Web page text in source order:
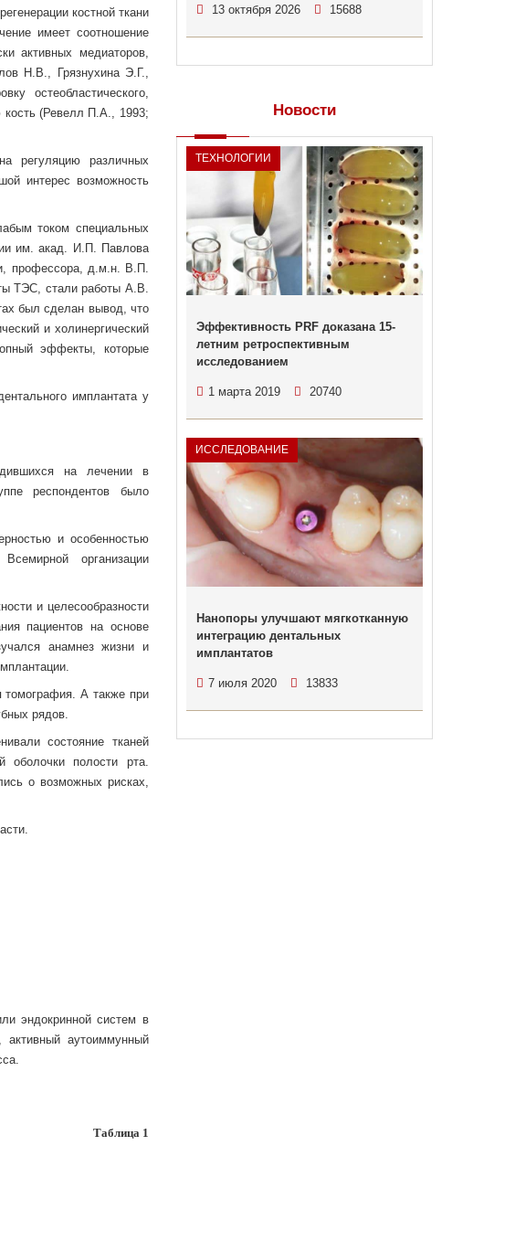
костной ткани
имеет соотношение
активных медиаторов,
Н.В., Грязнухина Э.Г.,
остеобластического,
кость (Ревелл П.А., 1993;
регуляцию различных
интерес возможность
током специальных
им. акад. И.П. Павлова
профессора, д.м.н. В.П.
ТЭС, стали работы А.В.
был сделан вывод, что
и холинергический
эффекты, которые
имплантата у
на лечении в
респондентов было
и особенностью
организации
и целесообразности
пациентов на основе
анамнез жизни и
томография. А также при
рядов.
состояние тканей
оболочки полости рта.
о возможных рисках,
эндокринной систем в
активный аутоиммунный
Таблица 1
13 октября 2026 15688
Новости
ТЕХНОЛОГИИ
Эффективность PRF доказана 15-
летним ретроспективным
исследованием
1 марта 2019 20740
ИССЛЕДОВАНИЕ
Нанопоры улучшают мягкотканную
интеграцию дентальных
имплантатов
7 июля 2020 13833